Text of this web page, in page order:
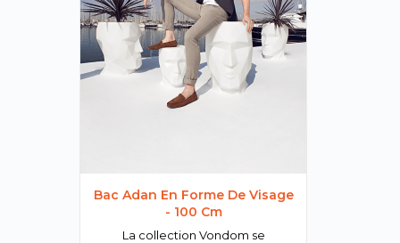
Bac Adan En Forme De Visage
- 100 Cm
La collection Vondom se